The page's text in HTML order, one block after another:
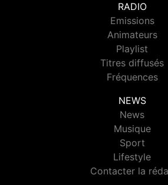
RADIO
Emissions
Animateurs
Playlist
Titres diffusés
Fréquences
NEWS
News
Musique
Sport
Lifestyle
Contacter la